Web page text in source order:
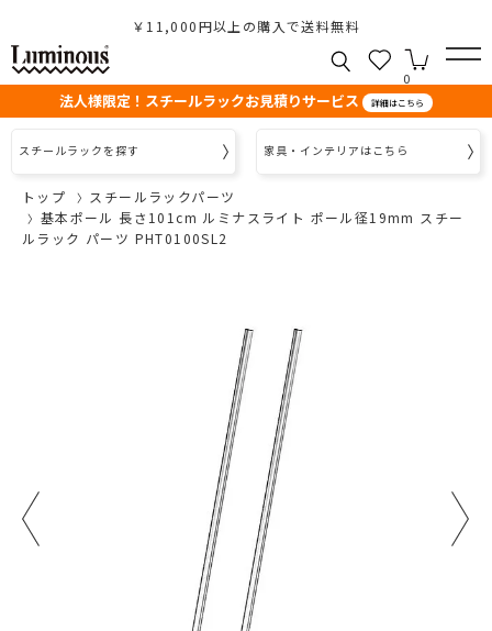
￥11,000円以上の購入で送料無料
0
法人様限定！スチールラックお見積りサービス 詳細はこちら
スチールラックを探す 家具・インテリアはこちら
トップ
スチールラックパーツ
基本ポール 長さ101cm ルミナスライト ポール径19mm スチー
ルラック パーツ PHT0100SL2